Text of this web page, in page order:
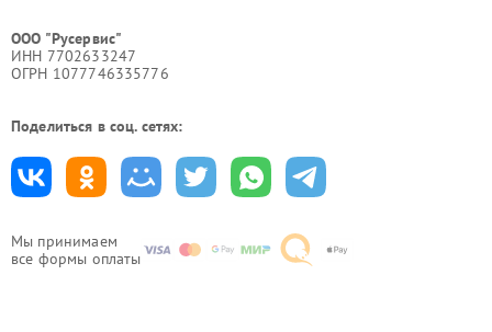
Мы принимаем
все формы оплаты
ООО "Русервис"
ИНН 7702633247
ОГРН 1077746335776
Поделиться в соц. сетях: